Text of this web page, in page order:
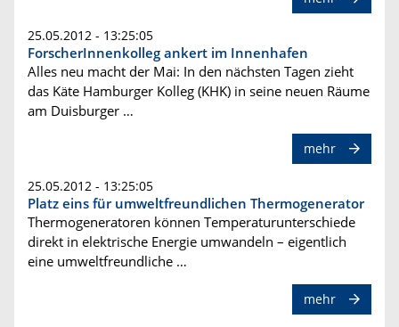
25.05.2012 - 13:25:05
ForscherInnenkolleg ankert im Innenhafen
Alles neu macht der Mai: In den nächsten Tagen zieht
das Käte Hamburger Kolleg (KHK) in seine neuen Räume
am Duisburger …
mehr
25.05.2012 - 13:25:05
Platz eins für umweltfreundlichen Thermogenerator
Thermogeneratoren können Temperaturunterschiede
direkt in elektrische Energie umwandeln – eigentlich
eine umweltfreundliche …
mehr